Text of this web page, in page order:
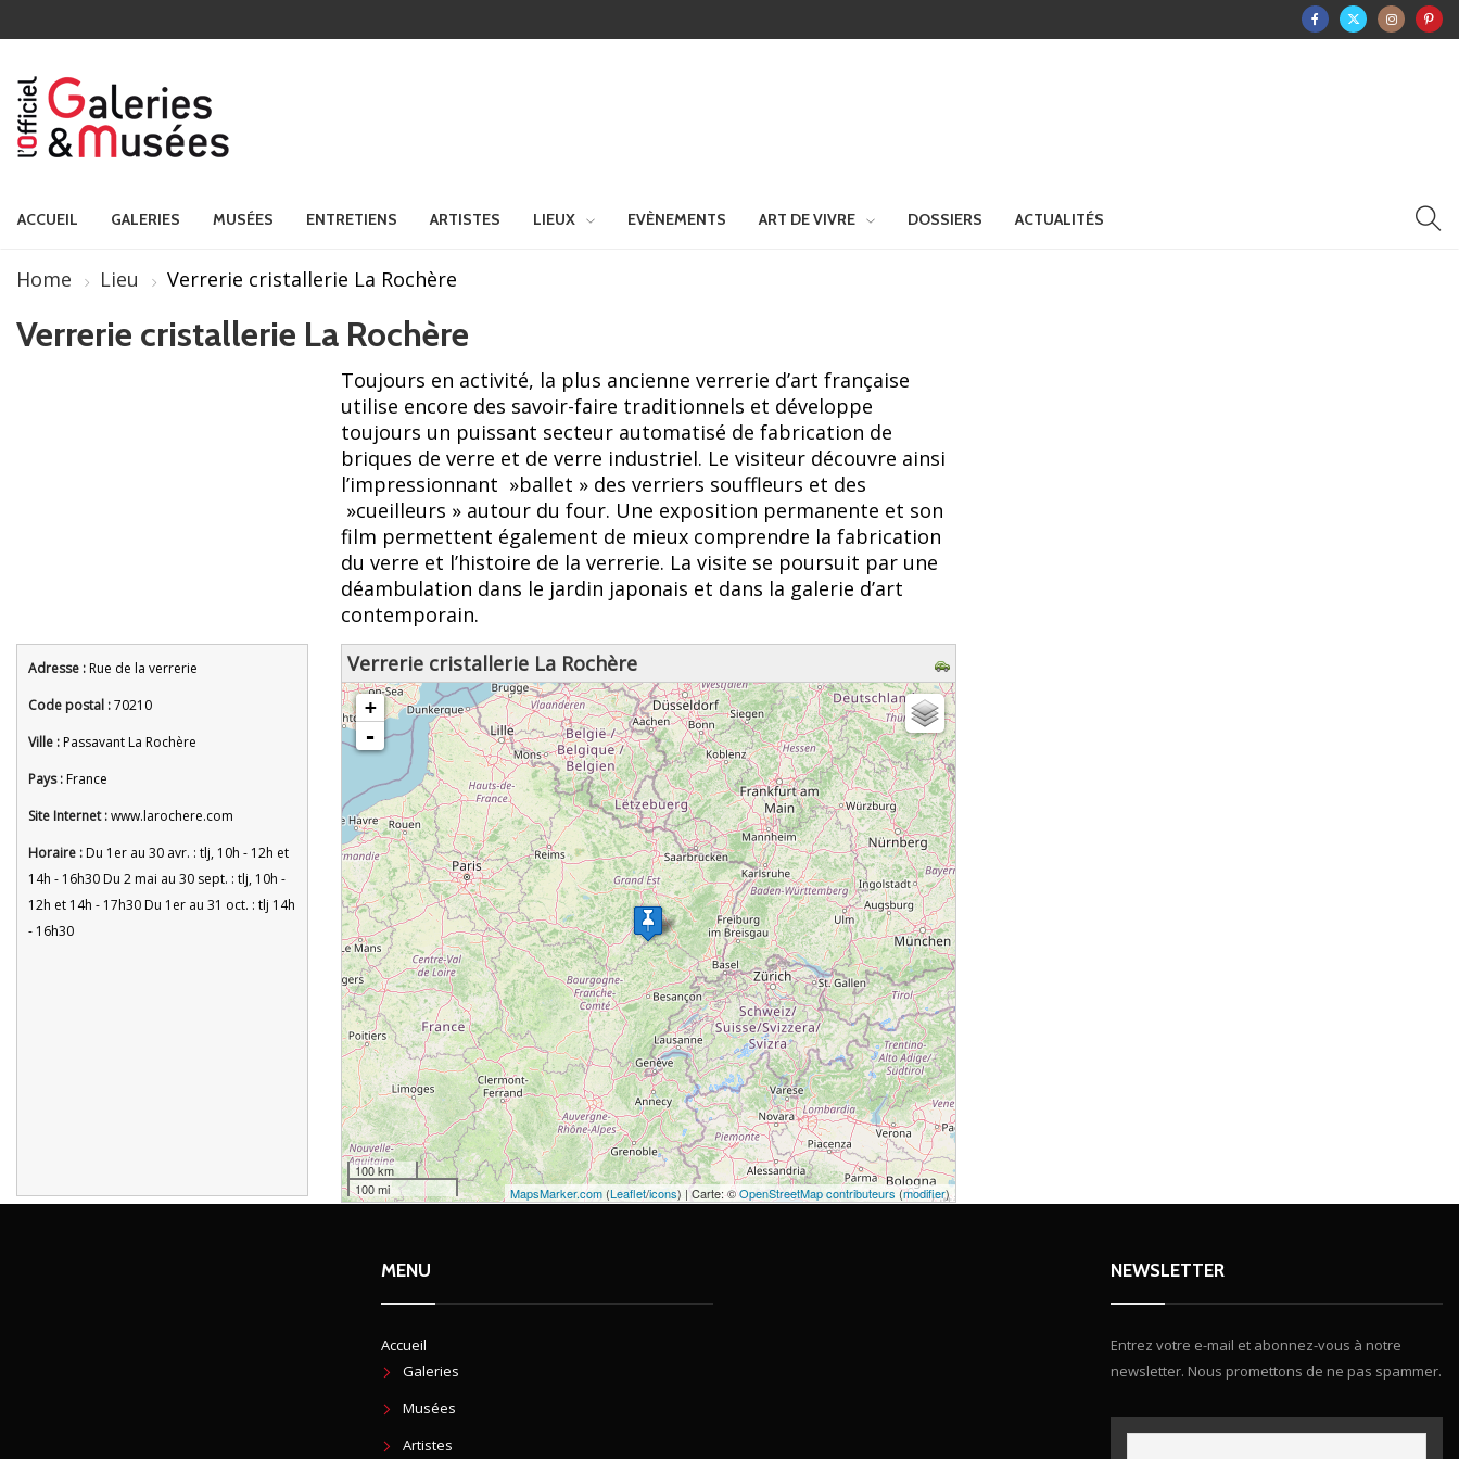
ACCUEIL GALERIES MUSÉES ENTRETIENS ARTISTES LIEUX EVÈNEMENTS ART DE VIVRE DOSSIERS ACTUALITÉS
Home Lieu Verrerie cristallerie La Rochère
Verrerie cristallerie La Rochère
Toujours en activité, la plus ancienne verrerie d’art française
utilise encore des savoir-faire traditionnels et développe
toujours un puissant secteur automatisé de fabrication de
briques de verre et de verre industriel. Le visiteur découvre ainsi
l’impressionnant »ballet » des verriers souffleurs et des
»cueilleurs » autour du four. Une exposition permanente et son
film permettent également de mieux comprendre la fabrication
du verre et l’histoire de la verrerie. La visite se poursuit par une
déambulation dans le jardin japonais et dans la galerie d’art
contemporain.
Adresse :Rue de la verrerie
Code postal :70210
Ville :Passavant La Rochère
Pays :France
Site Internet :www.larochere.com
Horaire :Du 1er au 30 avr. : tlj, 10h - 12h et
14h - 16h30 Du 2 mai au 30 sept. : tlj, 10h -
12h et 14h - 17h30 Du 1er au 31 oct. : tlj 14h
- 16h30
Verrerie cristallerie La Rochère
chargement de la carte - veuillez patienter...
+
-
100 km
100 mi
MapsMarker.com(Leaflet/icons) | Carte: ©OpenStreetMap contributeurs (modifier)
MENU
Accueil
Galeries
Musées
Artistes
NEWSLETTER
Entrez votre e-mail et abonnez-vous à notre
newsletter. Nous promettons de ne pas spammer.